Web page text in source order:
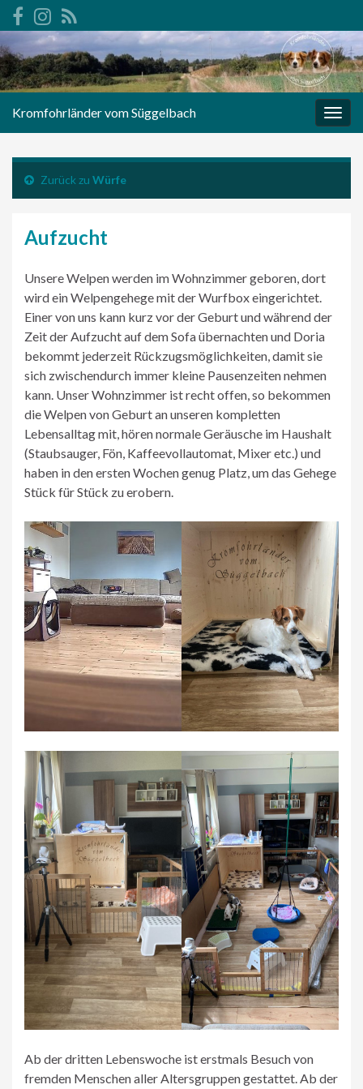
Kromfohrländer vom Süggelbach
Zurück zu Würfe
Aufzucht
Unsere Welpen werden im Wohnzimmer geboren, dort
wird ein Welpengehege mit der Wurfbox eingerichtet.
Einer von uns kann kurz vor der Geburt und während der
Zeit der Aufzucht auf dem Sofa übernachten und Doria
bekommt jederzeit Rückzugsmöglichkeiten, damit sie
sich zwischendurch immer kleine Pausenzeiten nehmen
kann. Unser Wohnzimmer ist recht offen, so bekommen
die Welpen von Geburt an unseren kompletten
Lebensalltag mit, hören normale Geräusche im Haushalt
(Staubsauger, Fön, Kaffeevollautomat, Mixer etc.) und
haben in den ersten Wochen genug Platz, um das Gehege
Stück für Stück zu erobern.
Ab der dritten Lebenswoche ist erstmals Besuch von
fremden Menschen aller Altersgruppen gestattet. Ab der